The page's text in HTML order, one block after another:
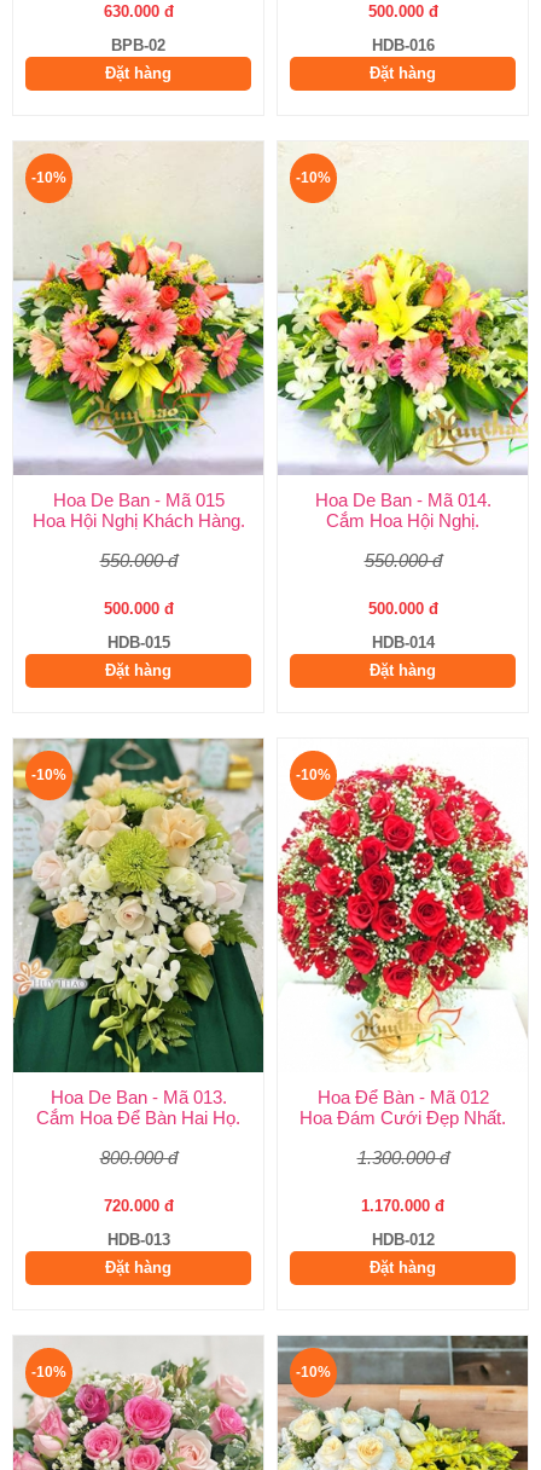
630.000 đ
BPB-02
Đặt hàng
500.000 đ
HDB-016
Đặt hàng
-10%
Hoa De Ban - Mã 015
Hoa Hội Nghị Khách Hàng.
550.000 đ
500.000 đ
HDB-015
Đặt hàng
-10%
Hoa De Ban - Mã 014.
Cắm Hoa Hội Nghị.
550.000 đ
500.000 đ
HDB-014
Đặt hàng
-10%
Hoa De Ban - Mã 013.
Cắm Hoa Để Bàn Hai Họ.
800.000 đ
720.000 đ
HDB-013
Đặt hàng
-10%
Hoa Để Bàn - Mã 012
Hoa Đám Cưới Đẹp Nhất.
1.300.000 đ
1.170.000 đ
HDB-012
Đặt hàng
-10% -10%